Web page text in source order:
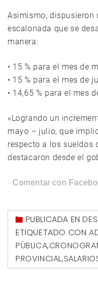
Asimismo, dispusieron
escalonada que se
manera:
• 15 % para el mes de
• 15 % para el mes de
• 14,65 % para el mes
«Logrando un
mayo – julio, que
respecto a los sueldos
destacaron desde el
Comentar con
PUBLICADA EN
ETIQUETADO CON
PÚBLICA,
PROVINCIAL,